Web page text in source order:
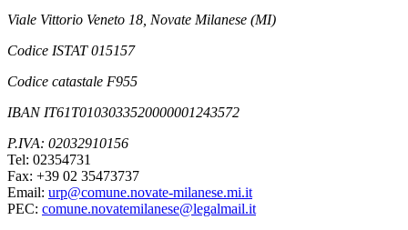
Viale Vittorio Veneto 18, Novate Milanese (MI)
Codice ISTAT 015157
Codice catastale F955
IBAN IT61T0103033520000001243572
P.IVA: 02032910156
Tel: 02354731
Fax: +39 02 35473737
Email: urp@comune.novate-milanese.mi.it
PEC: comune.novatemilanese@legalmail.it